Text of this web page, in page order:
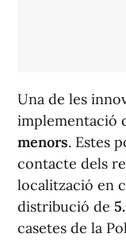
Una de les
implementació
menors. Estes
contacte dels
localització en
distribució de
casetes de la